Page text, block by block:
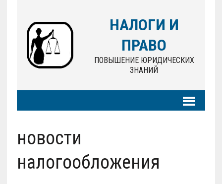
НАЛОГИ И
ПРАВО
ПОВЫШЕНИЕ ЮРИДИЧЕСКИХ
ЗНАНИЙ
новости
налогообложения